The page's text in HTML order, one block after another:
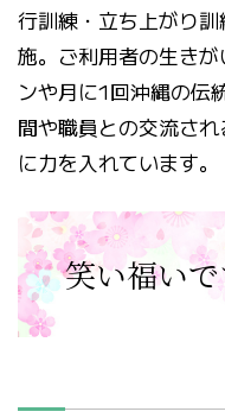
行訓練・立ち上がり
施。ご利用者の生き
ンや月に1回沖縄の伝
間や職員との交流さ
に力を入れています。
笑い福い